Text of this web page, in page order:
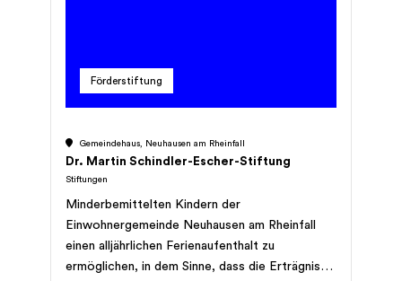
die Stiftung die Ausbildung von Kindern und
dem Stifter ein Anliegen, Bergbauern in
schwierigen finanziellen Verhältnissen mit
Beiträgen zu unterstützen, damit diese eine
nachhaltige Bewirtschaftung ihrer Bauernhöfe
resp. Alpweiden vornehmen können. Spenden
und Unterstützungsgelder sollten, wenn immer
möglich an die Direktbetroffenen gehen und
Förderstiftung
Gemeindehaus, Neuhausen am Rheinfall
Dr. Martin Schindler-Escher-Stiftung
Stiftungen
Minderbemittelten Kindern der
Einwohnergemeinde Neuhausen am Rheinfall
einen alljährlichen Ferienaufenthalt zu
ermöglichen, in dem Sinne, dass die Erträgnisse